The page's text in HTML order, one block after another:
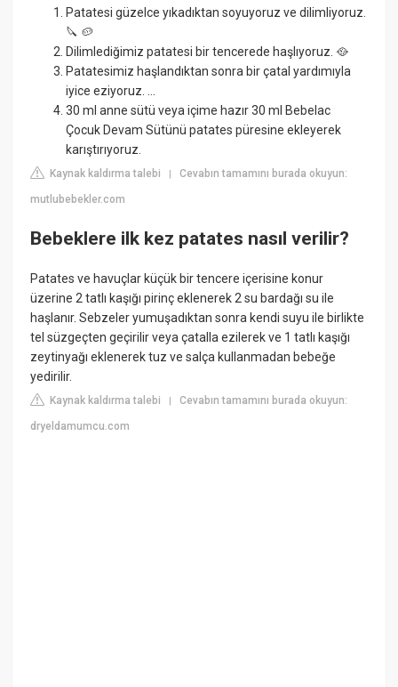
Patatesi güzelce yıkadıktan soyuyoruz ve dilimliyoruz.
🔪 🥔
Dilimlediğimiz patatesi bir tencerede haşlıyoruz. 🥘
Patatesimiz haşlandıktan sonra bir çatal yardımıyla
iyice eziyoruz. ...
30 ml anne sütü veya içime hazır 30 ml Bebelac
Çocuk Devam Sütünü patates püresine ekleyerek
karıştırıyoruz.
Kaynak kaldırma talebi |Cevabın tamamını burada okuyun:
mutlubebekler.com
Bebeklere ilk kez patates nasıl verilir?
Patates ve havuçlar küçük bir tencere içerisine konur
üzerine 2 tatlı kaşığı pirinç eklenerek 2 su bardağı su ile
haşlanır. Sebzeler yumuşadıktan sonra kendi suyu ile birlikte
tel süzgeçten geçirilir veya çatalla ezilerek ve 1 tatlı kaşığı
zeytinyağı eklenerek tuz ve salça kullanmadan bebeğe
yedirilir.
Kaynak kaldırma talebi |Cevabın tamamını burada okuyun:
dryeldamumcu.com